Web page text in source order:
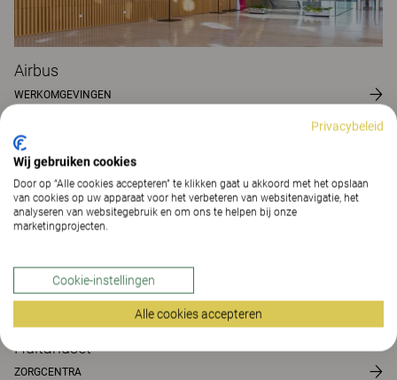
Airbus
WERKOMGEVINGEN
Hultahuset
ZORGCENTRA
Privacybeleid
Wij gebruiken cookies
Door op “Alle cookies accepteren” te klikken gaat u akkoord met het opslaan
van cookies op uw apparaat voor het verbeteren van websitenavigatie, het
analyseren van websitegebruik en om ons te helpen bij onze
marketingprojecten.
Cookie-instellingen
Alle cookies accepteren